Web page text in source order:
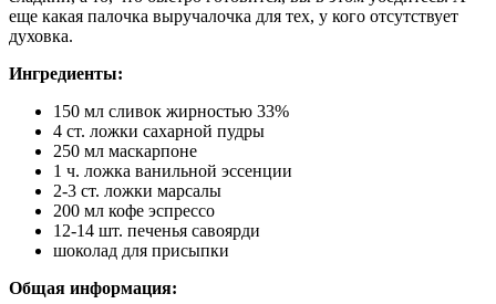
ещe какая палочка выручалочка для тех, у кого отсутствует
духовка.
Ингредиенты:
150 мл сливок жирностью 33%
4 ст. ложки сахарной пудры
250 мл маскарпоне
1 ч. ложка ванильной эссенции
2-3 ст. ложки марсалы
200 мл кофе эспрессо
12-14 шт. печенья савоярди
шоколад для присыпки
Общая информация: